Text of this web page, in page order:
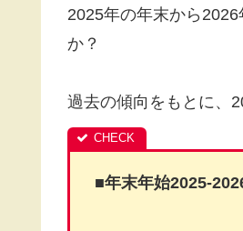
2025年の年末から2026
か？
過去の傾向をもとに、
■年末年始2025-